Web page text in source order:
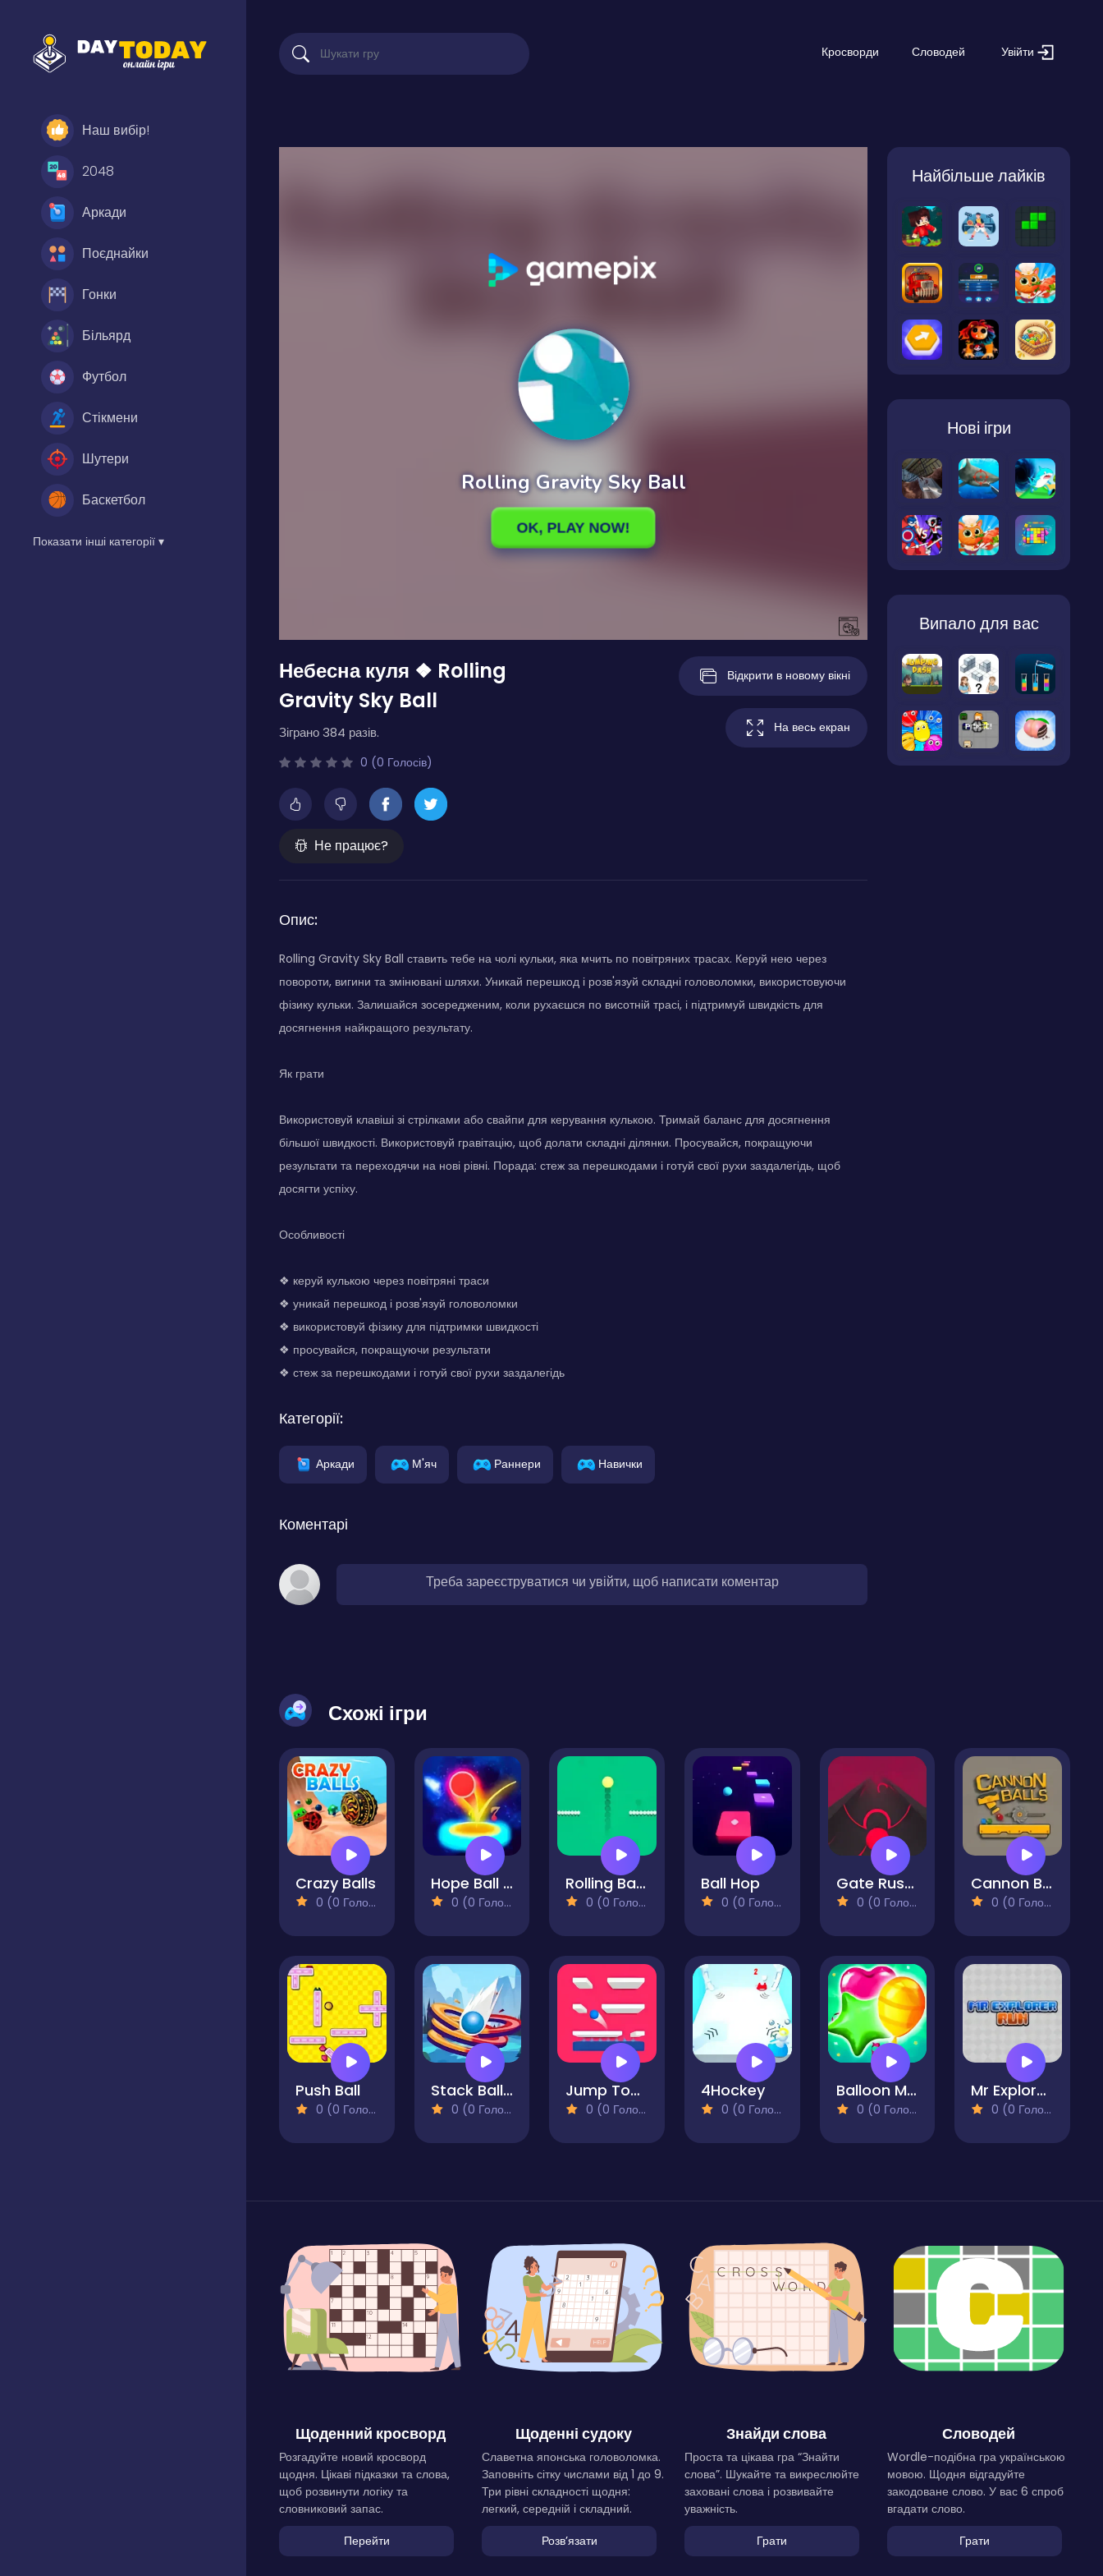
Наш вибір!
2048
Аркади
Поєднайки
Гонки
Більярд
Футбол
Стікмени
Шутери
Баскетбол
Показати інші категорії ▾
Кросворди Словодей Увійти
Небесна куля ❖ Rolling
Gravity Sky Ball
Зіграно 384 разів.
0 (0 Голосів)
Не працює?
Відкрити в новому вікні
На весь екран
Опис:
Rolling Gravity Sky Ball ставить тебе на чолі кульки, яка мчить по повітряних трасах. Керуй нею через
повороти, вигини та змінювані шляхи. Уникай перешкод і розв'язуй складні головоломки, використовуючи
фізику кульки. Залишайся зосередженим, коли рухаєшся по висотній трасі, і підтримуй швидкість для
досягнення найкращого результату.
Як грати
Використовуй клавіші зі стрілками або свайпи для керування кулькою. Тримай баланс для досягнення
більшої швидкості. Використовуй гравітацію, щоб долати складні ділянки. Просувайся, покращуючи
результати та переходячи на нові рівні. Порада: стеж за перешкодами і готуй свої рухи заздалегідь, щоб
досягти успіху.
Особливості
❖ керуй кулькою через повітряні траси
❖ уникай перешкод і розв'язуй головоломки
❖ використовуй фізику для підтримки швидкості
❖ просувайся, покращуючи результати
❖ стеж за перешкодами і готуй свої рухи заздалегідь
Категорії:
Аркади М'яч Раннери Навички
Коментарі
Треба зареєструватися чи увійти, щоб написати коментар
Найбільше лайків
Нові ігри
Випало для вас
Схожі ігри
Crazy Balls
0 (0 Голосів)
Hope Ball Bouncy Ball
0 (0 Голосів)
Rolling Ball Runner
0 (0 Голосів)
Ball Hop
0 (0 Голосів)
Gate Rusher
0 (0 Голосів)
Cannon Balls - Arcade
0 (0 Голосів)
Push Ball
0 (0 Голосів)
Stack Ball 3D
0 (0 Голосів)
Jump Tower 3D
0 (0 Голосів)
4Hockey
0 (0 Голосів)
Balloon Match Color Match
0 (0 Голосів)
Mr Explorer Run
0 (0 Голосів)
Щоденний кросворд
Розгадуйте новий кросворд
щодня. Цікаві підказки та слова,
щоб розвинути логіку та
словниковий запас.
Перейти
Щоденні судоку
Славетна японська головоломка.
Заповніть сітку числами від 1 до 9.
Три рівні складності щодня:
легкий, середній і складний.
Розвʼязати
Знайди слова
Проста та цікава гра “Знайти
слова”. Шукайте та викреслюйте
заховані слова і розвивайте
уважність.
Грати
Словодей
Wordle-подібна гра українською
мовою. Щодня відгадуйте
закодоване слово. У вас 6 спроб
вгадати слово.
Грати